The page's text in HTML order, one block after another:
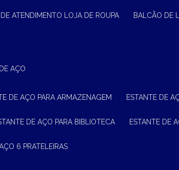
DE ATENDIMENTO LOJA DE ROUPA BALCÃO DE
AÇO
DE AÇO PARA ARMAZENAGEM ESTANTE DE
DE AÇO PARA BIBLIOTECA ESTANTE DE
6 PRATELEIRAS